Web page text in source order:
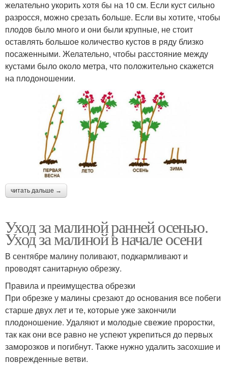
желательно укорить хотя бы на 10 см. Если куст сильно
разросся, можно срезать больше. Если вы хотите, чтобы
плодов было много и они были крупные, не стоит
оставлять большое количество кустов в ряду близко
посаженными. Желательно, чтобы расстояние между
кустами было около метра, что положительно скажется
на плодоношении.
читать дальше →
Уход за малиной ранней осенью.
Уход за малиной в начале осени
В сентябре малину поливают, подкармливают и
проводят санитарную обрезку.
Правила и преимущества обрезки
При обрезке у малины срезают до основания все побеги
старше двух лет и те, которые уже закончили
плодоношение. Удаляют и молодые свежие проростки,
так как они все равно не успеют укрепиться до первых
заморозков и погибнут. Также нужно удалить засохшие и
поврежденные ветви.